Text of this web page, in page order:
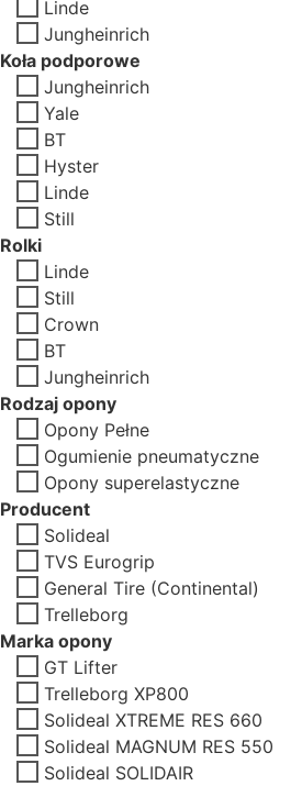
Linde
Jungheinrich
Koła podporowe
Jungheinrich
Yale
BT
Hyster
Linde
Still
Rolki
Linde
Still
Crown
BT
Jungheinrich
Rodzaj opony
Opony Pełne
Ogumienie pneumatyczne
Opony superelastyczne
Producent
Solideal
TVS Eurogrip
General Tire (Continental)
Trelleborg
Marka opony
GT Lifter
Trelleborg XP800
Solideal XTREME RES 660
Solideal MAGNUM RES 550
Solideal SOLIDAIR